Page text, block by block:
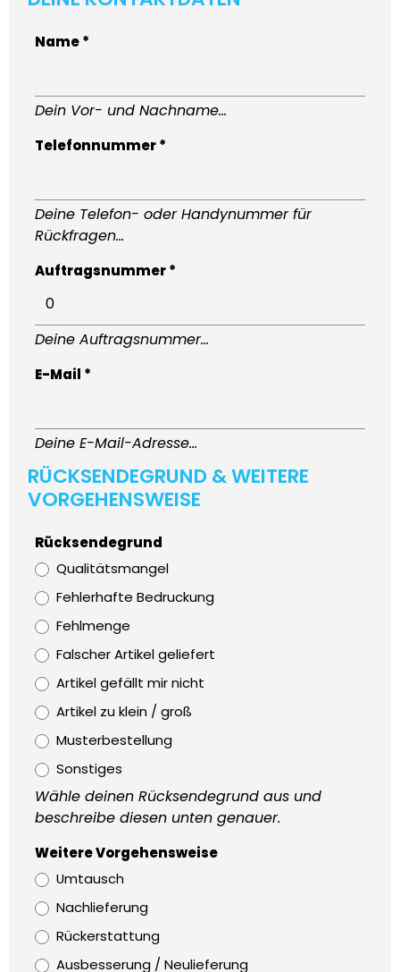
Name *
Dein Vor- und Nachname...
Telefonnummer *
Deine Telefon- oder Handynummer für
Rückfragen...
Auftragsnummer *
Deine Auftragsnummer...
E-Mail *
Deine E-Mail-Adresse...
RÜCKSENDEGRUND & WEITERE
VORGEHENSWEISE
Rücksendegrund
Qualitätsmangel
Fehlerhafte Bedruckung
Fehlmenge
Falscher Artikel geliefert
Artikel gefällt mir nicht
Artikel zu klein / groß
Musterbestellung
Sonstiges
Wähle deinen Rücksendegrund aus und
beschreibe diesen unten genauer.
Weitere Vorgehensweise
Umtausch
Nachlieferung
Rückerstattung
Ausbesserung / Neulieferung